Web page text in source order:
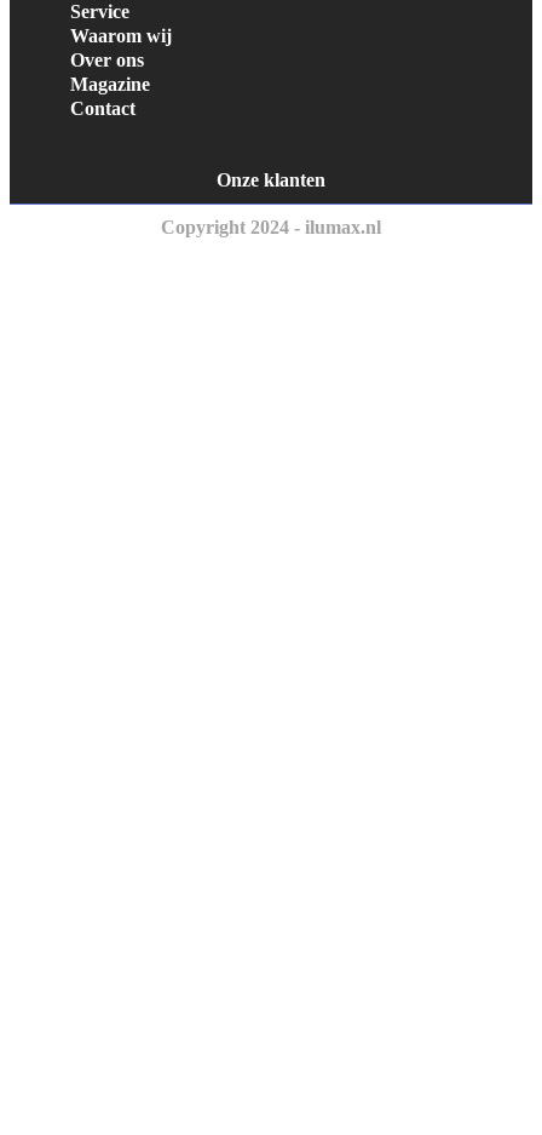
Service
Waarom wij
Over ons
Magazine
Contact
Onze klanten
Copyright 2024 - ilumax.nl